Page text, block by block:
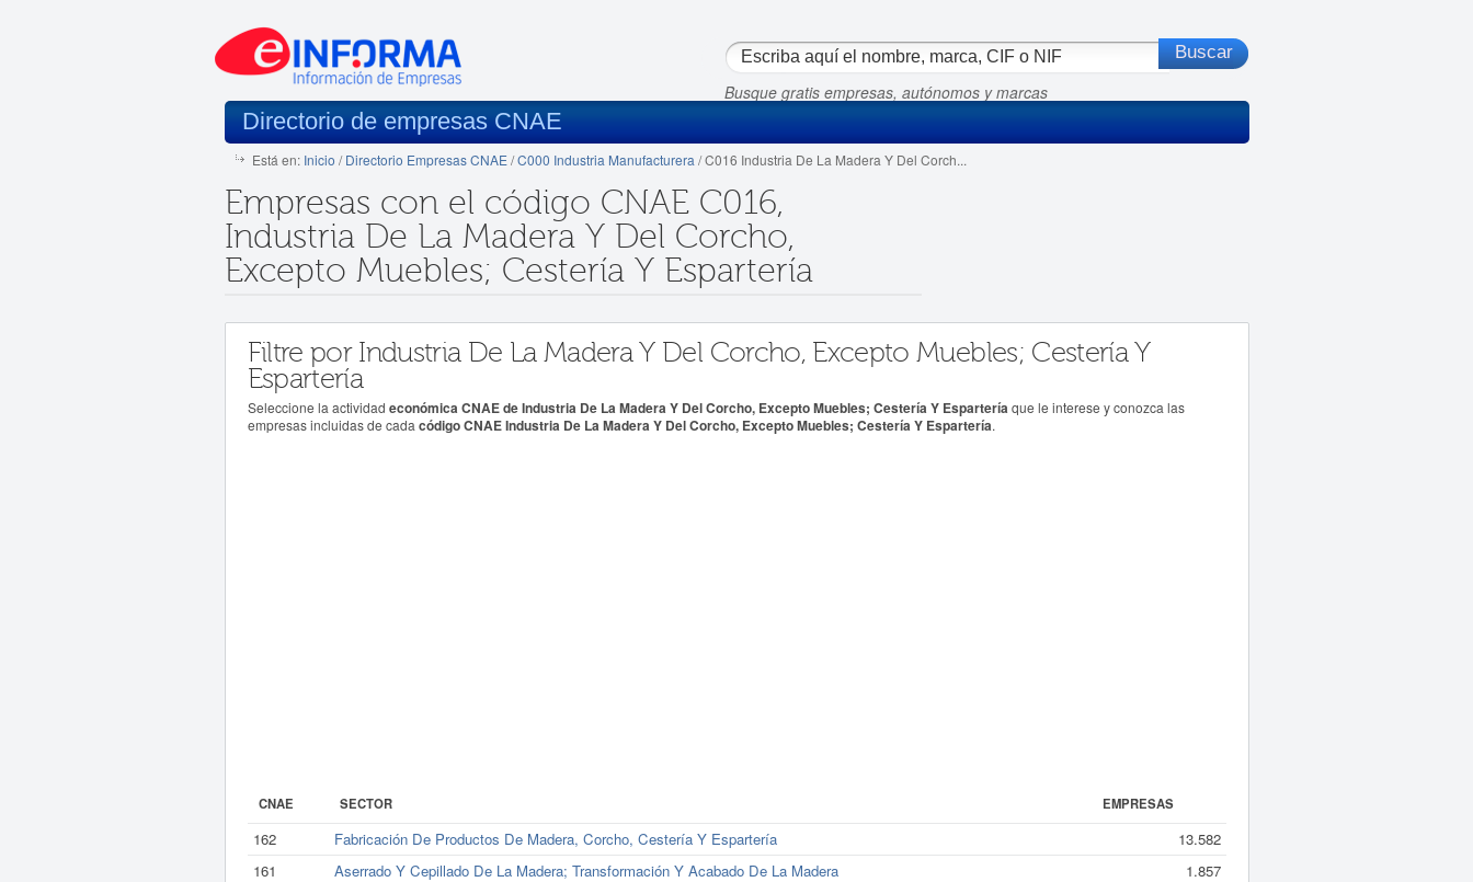
Busque gratis empresas, autónomos y marcas
Directorio de empresas CNAE
Está en: Inicio /Directorio Empresas CNAE /C000 Industria Manufacturera / C016 Industria De La Madera Y Del Corch...
Empresas con el código CNAE C016,
Industria De La Madera Y Del Corcho,
Excepto Muebles; Cestería Y Espartería
Filtre por Industria De La Madera Y Del Corcho, Excepto Muebles; Cestería Y
Espartería
Seleccione la actividad económica CNAE de Industria De La Madera Y Del Corcho, Excepto Muebles; Cestería Y Espartería que le interese y conozca las
empresas incluidas de cada código CNAE Industria De La Madera Y Del Corcho, Excepto Muebles; Cestería Y Espartería.
CNAE SECTOR EMPRESAS
162 Fabricación De Productos De Madera, Corcho, Cestería Y Espartería
13.582
161
Aserrado Y Cepillado De La Madera; Transformación Y Acabado De La Madera 1.857